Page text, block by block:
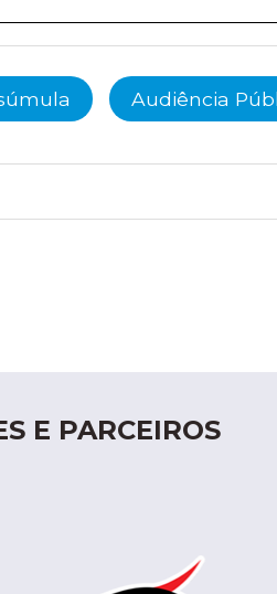
Audiência
E PARCEIROS